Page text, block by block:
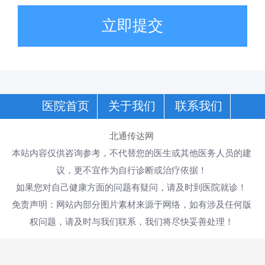
立即提交
医院首页 关于我们 联系我们
北通传达网
本站内容仅供咨询参考，不代替您的医生或其他医务人员的建
议，更不宜作为自行诊断或治疗依据！
如果您对自己健康方面的问题有疑问，请及时到医院就诊！
免责声明：网站内部分图片素材来源于网络，如有涉及任何版
权问题，请及时与我们联系，我们将尽快妥善处理！